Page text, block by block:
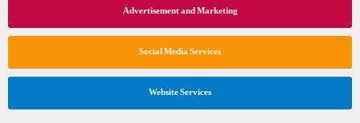
Advertisement and Marketing
Social Media Services
Website Services